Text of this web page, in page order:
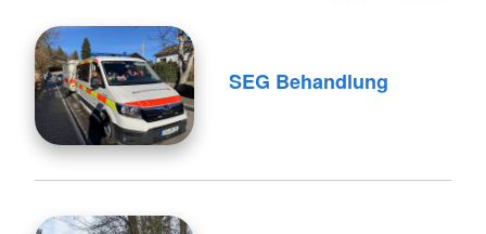
SEG Behandlung